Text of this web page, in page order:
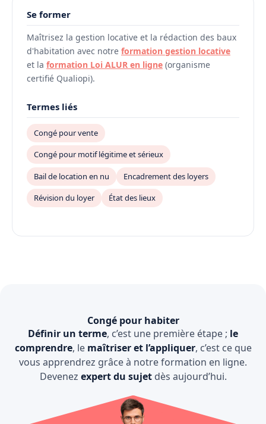
Se former
Maîtrisez la gestion locative et la rédaction des baux
d'habitation avec notre formation gestion locative
et la formation Loi ALUR en ligne (organisme
certifié Qualiopi).
Termes liés
Congé pour vente
Congé pour motif légitime et sérieux
Bail de location en nu Encadrement des loyers
Révision du loyer État des lieux
Congé pour habiter
Définir un terme, c’est une première étape ; le
comprendre, le maîtriser et l’appliquer, c’est ce que
vous apprendrez grâce à notre formation en ligne.
Devenez expert du sujetdès aujourd’hui.